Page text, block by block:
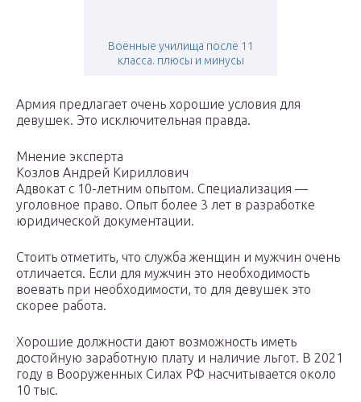
Военные училища после 11
класса. плюсы и минусы
Армия предлагает очень хорошие условия для
девушек. Это исключительная правда.
Мнение эксперта
Козлов Андрей Кириллович
Адвокат с 10-летним опытом. Специализация —
уголовное право. Опыт более 3 лет в разработке
юридической документации.
Стоить отметить, что служба женщин и мужчин очень
отличается. Если для мужчин это необходимость
воевать при необходимости, то для девушек это
скорее работа.
Хорошие должности дают возможность иметь
достойную заработную плату и наличие льгот. В 2021
году в Вооруженных Силах РФ насчитывается около
10 тыс.